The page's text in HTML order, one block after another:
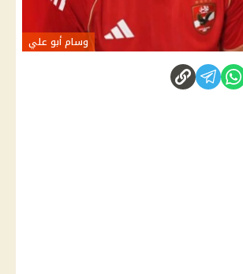
وسام أبو علي